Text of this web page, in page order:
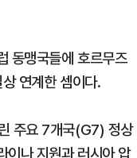
동맹국들에 호르무즈
연계한 셈이다.
주요 7개국(G7) 정상
이나 지원과 러시아 압